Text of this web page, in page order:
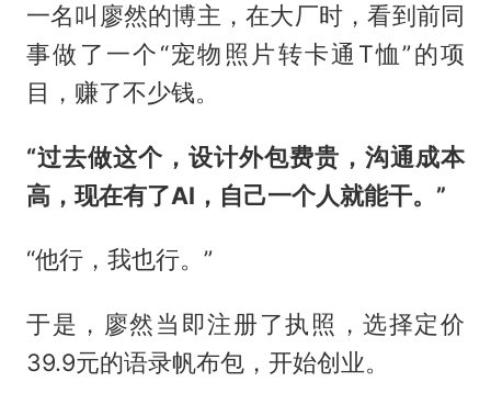
一名叫廖然的博主，在大厂时，看到前同
事做了一个“宠物照片转卡通T恤”的项
目，赚了不少钱。
“过去做这个，设计外包费贵，沟通成本
高，现在有了AI，自己一个人就能干。”
“他行，我也行。”
于是，廖然当即注册了执照，选择定价
39.9元的语录帆布包，开始创业。